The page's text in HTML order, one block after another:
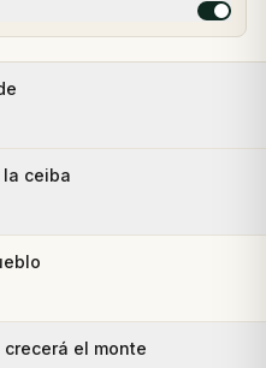
ceiba
el monte